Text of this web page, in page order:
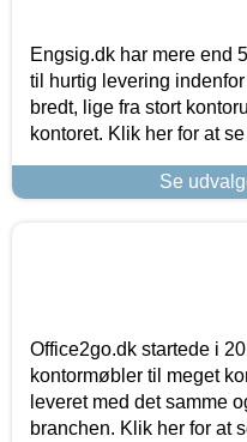
Engsig.dk har mere end
til hurtig levering
bredt, lige fra stort
kontoret. Klik her for at
Se
Office2go.dk startede i
kontormøbler til meget
leveret med det samme
branchen. Klik her for at